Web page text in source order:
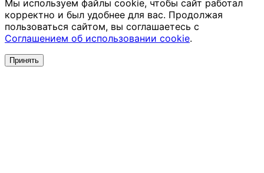
Мы используем файлы cookie, чтобы сайт работал
корректно и был удобнее для вас. Продолжая
пользоваться сайтом, вы соглашаетесь с
Соглашением об использовании cookie.
Принять